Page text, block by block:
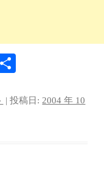
| 投稿日: 2004 年 10